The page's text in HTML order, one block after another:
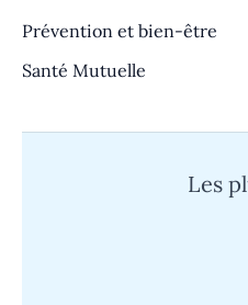
Prévention et bien-être
Santé Mutuelle
Les